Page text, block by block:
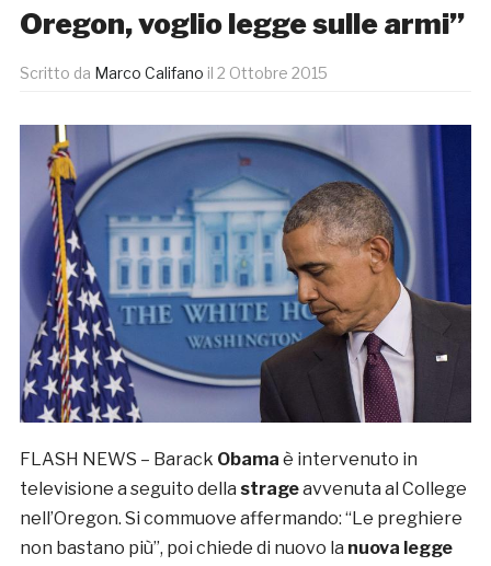
Oregon, voglio legge sulle armi”
Scritto da Marco Califano il 2 Ottobre 2015
FLASH NEWS – Barack Obama è intervenuto in
televisione a seguito della strageavvenuta al College
nell’Oregon. Si commuove affermando: “Le preghiere
non bastano più”, poi chiede di nuovo la nuova legge